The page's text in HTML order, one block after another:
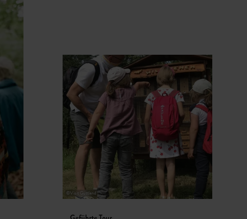
©Visit Guttland